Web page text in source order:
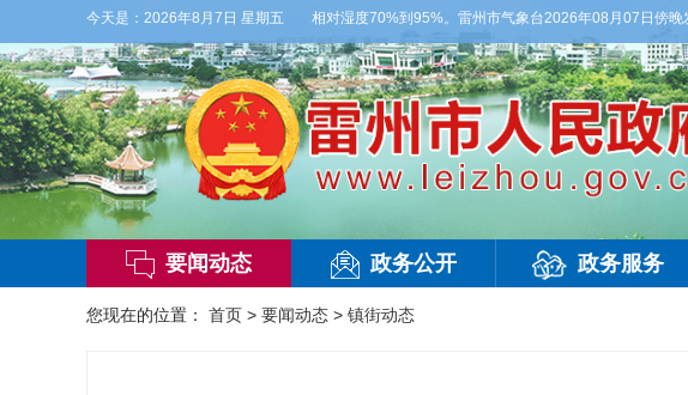
今天是： 2026年8月7日 星期五
部有雷阵雨，偏西风2-3级，气温26到35度，相对湿度70%到95%。雷州市气象台2026年08月07日傍晚
要闻动态 政务公开 政务服务
您现在的位置： 首页 > 要闻动态 > 镇街动态